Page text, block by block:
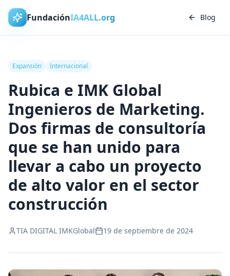
FundaciónIA4ALL.org Blog
Expansión Internacional
Rubica e IMK Global
Ingenieros de Marketing.
Dos firmas de consultoría
que se han unido para
llevar a cabo un proyecto
de alto valor en el sector
construcción
TIA DIGITAL IMKGlobal 19 de septiembre de 2024